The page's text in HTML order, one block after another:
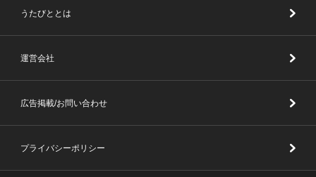
うたびととは
運営会社
広告掲載/お問い合わせ
プライバシーポリシー